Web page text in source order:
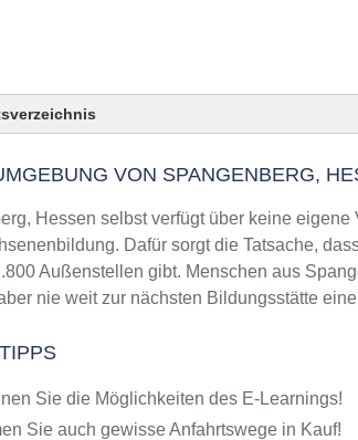
VHS-Kurse rund um Spangenberg,
VHS in Spangenberg, Hessen
Kurse: Pro und Contra
Kurse als alternative Angebote zu VHS-
bundesweite Netzwerk der
rund um Spangenberg, Hessen
So erkennen Sie gute
VON SPANGENBERG,
Hessen selbst verfügt über keine
Dafür sorgt die Tatsache,
Außenstellen gibt. Menschen aus
nie weit zur nächsten Bildungsstätte
Sie die Möglichkeiten des E-Learnings!
Sie auch gewisse Anfahrtswege in Kauf!